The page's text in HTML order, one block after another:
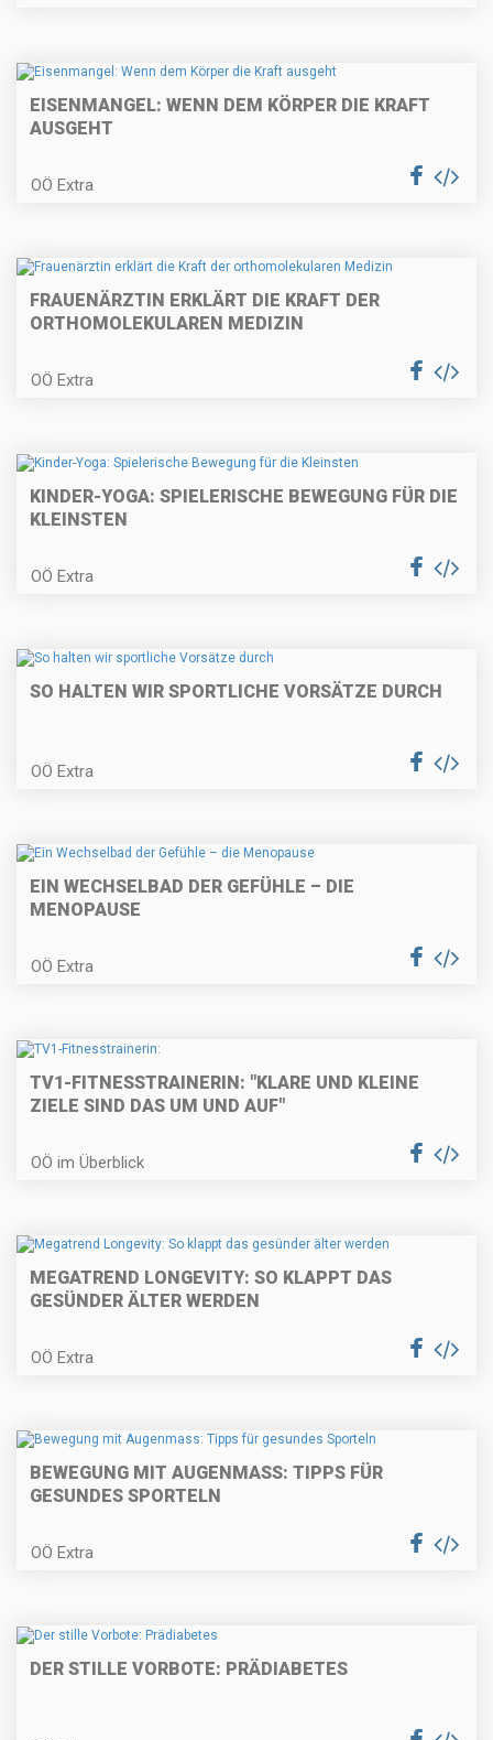
EISENMANGEL: WENN DEM KÖRPER DIE KRAFT
AUSGEHT
OÖ Extra
FRAUENÄRZTIN ERKLÄRT DIE KRAFT DER
ORTHOMOLEKULAREN MEDIZIN
OÖ Extra
KINDER-YOGA: SPIELERISCHE BEWEGUNG FÜR DIE
KLEINSTEN
OÖ Extra
SO HALTEN WIR SPORTLICHE VORSÄTZE DURCH
OÖ Extra
EIN WECHSELBAD DER GEFÜHLE – DIE
MENOPAUSE
OÖ Extra
TV1-FITNESSTRAINERIN: "KLARE UND KLEINE
ZIELE SIND DAS UM UND AUF"
OÖ im Überblick
MEGATREND LONGEVITY: SO KLAPPT DAS
GESÜNDER ÄLTER WERDEN
OÖ Extra
BEWEGUNG MIT AUGENMASS: TIPPS FÜR
GESUNDES SPORTELN
OÖ Extra
DER STILLE VORBOTE: PRÄDIABETES